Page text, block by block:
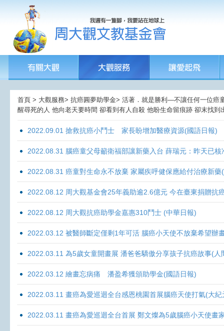
首頁 > 大觀服務> 抗癌圓夢助學金> 活著．就是勝利—不讓任何一位癌
醒尋死的人 他向老天要時間 卻看到有人自殺 他盼生命留痕跡 卻末找到
2022.09.01 搶救抗癌小鬥士 家長盼增加醫療資源(國語日報)
2022.08.31 腦癌童父母籲衛福部讓新藥入台 薛瑞元：昨天已
2022.08.31 癌童對生命永不放棄 家屬疾呼健保應給付治療新藥
2022.08.12 周大觀基金會25年義助逾2.6億元 今在臺東捐贈抗
2022.08.12 周大觀抗癌助學金嘉惠310鬥士 (中華日報)
2022.03.12 被醫師斷定僅剩1年可活 腦癌小天使不放棄希望辦
2022.03.11 為5歲女童開畫展 潘爸爸驕傲分享孩子抗癌故事(人
2022.03.12 繪畫忘病痛 潘盈希獲頒助學金(國語日報)
2022.03.11 畫癌為愛巡迴全台感恩桃園首展腦癌天使打氣(大紀
2022.03.11 畫癌為愛巡迴全台首展 鄭文燦為5歲腦癌小天使畫